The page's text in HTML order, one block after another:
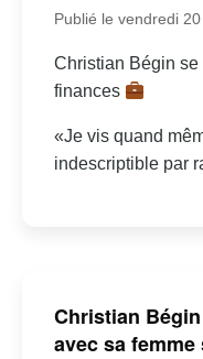
Publié le vendredi
Christian Bégin
finances
«Je vis quand
indescriptible par
Christian
avec sa